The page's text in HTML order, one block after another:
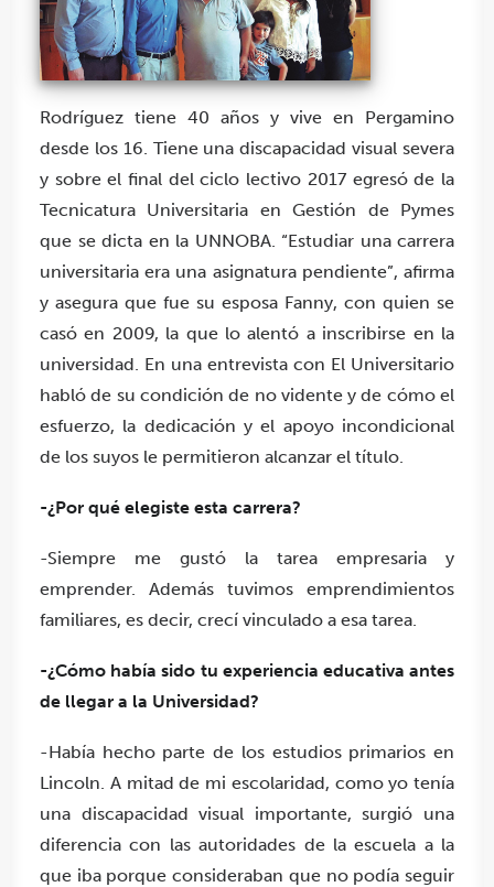
Rodríguez tiene 40 años y vive en Pergamino
desde los 16. Tiene una discapacidad visual severa
y sobre el final del ciclo lectivo 2017 egresó de la
Tecnicatura Universitaria en Gestión de Pymes
que se dicta en la UNNOBA. “Estudiar una carrera
universitaria era una asignatura pendiente”, afirma
y asegura que fue su esposa Fanny, con quien se
casó en 2009, la que lo alentó a inscribirse en la
universidad. En una entrevista con El Universitario
habló de su condición de no vidente y de cómo el
esfuerzo, la dedicación y el apoyo incondicional
de los suyos le permitieron alcanzar el título.
-¿Por qué elegiste esta carrera?
-Siempre me gustó la tarea empresaria y
emprender. Además tuvimos emprendimientos
familiares, es decir, crecí vinculado a esa tarea.
-¿Cómo había sido tu experiencia educativa antes
de llegar a la Universidad?
-Había hecho parte de los estudios primarios en
Lincoln. A mitad de mi escolaridad, como yo tenía
una discapacidad visual importante, surgió una
diferencia con las autoridades de la escuela a la
que iba porque consideraban que no podía seguir